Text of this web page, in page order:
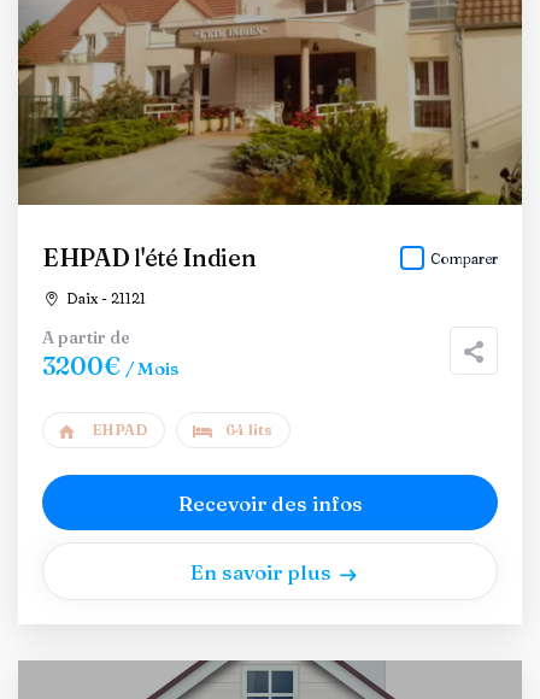
EHPAD l'été Indien
Daix - 21121
Comparer
A partir de
3200€ / Mois
EHPAD 64 lits
Recevoir des infos
En savoir plus